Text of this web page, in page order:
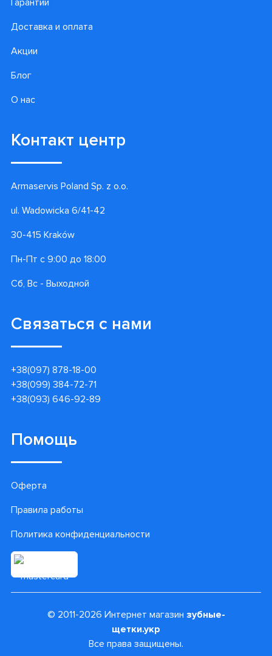
Гарантии
Доставка и оплата
Акции
Блог
О нас
Контакт центр
Armaservis Poland Sp. z o.o.
ul. Wadowicka 6/41-42
30-415 Kraków
Пн-Пт с 9:00 до 18:00
Сб, Вс - Выходной
Связаться с нами
+38(097) 878-18-00
+38(099) 384-72-71
+38(093) 646-92-89
Помощь
Оферта
Правила работы
Политика конфиденциальности
© 2011-2026 Интернет магазин зубные-
щетки.укр
Все права защищены.